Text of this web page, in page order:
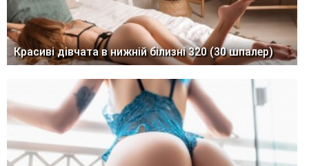
Красиві дівчата в нижній білизні 320 (30 шпалер)